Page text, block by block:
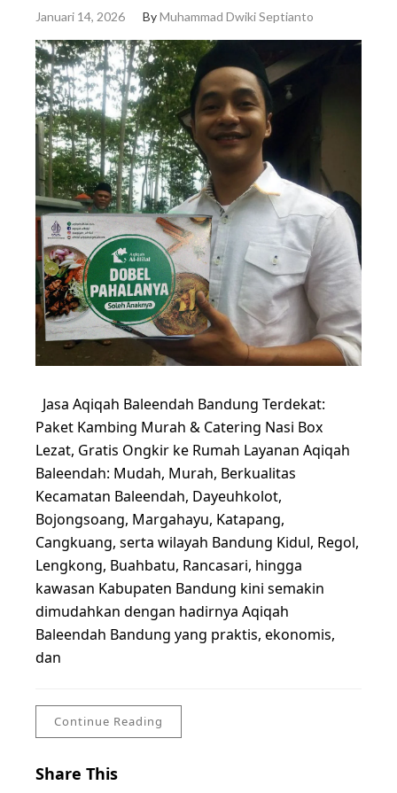
Januari 14, 2026 ByMuhammad Dwiki Septianto
Jasa Aqiqah Baleendah Bandung Terdekat:
Paket Kambing Murah & Catering Nasi Box
Lezat, Gratis Ongkir ke Rumah Layanan Aqiqah
Baleendah: Mudah, Murah, Berkualitas
Kecamatan Baleendah, Dayeuhkolot,
Bojongsoang, Margahayu, Katapang,
Cangkuang, serta wilayah Bandung Kidul, Regol,
Lengkong, Buahbatu, Rancasari, hingga
kawasan Kabupaten Bandung kini semakin
dimudahkan dengan hadirnya Aqiqah
Baleendah Bandung yang praktis, ekonomis,
dan
Continue Reading
Share This